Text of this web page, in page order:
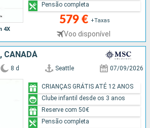
4X
579 € +Taxas
Voo disponível
Pensão completa
CANADÁ
8 d Seattle 07/09/2026
CRIANÇAS GRÁTIS ATÉ 12 ANOS
Clube infantil desde os 3 anos
Reserve com 50€
Pensão completa